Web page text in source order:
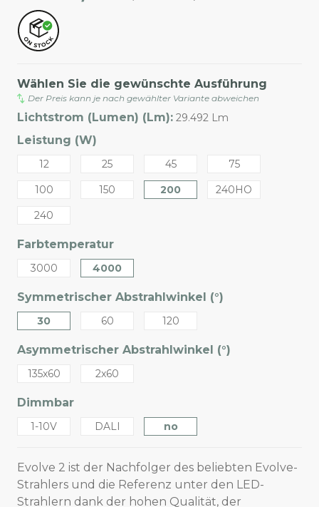
Wählen Sie die gewünschte Ausführung
Der Preis kann je nach gewählter Variante abweichen
Lichtstrom (Lumen) (Lm): 29.492 Lm
Leistung (W)
12 25 45
75
100
150 200
240HO
240
Farbtemperatur
3000 4000
Symmetrischer Abstrahlwinkel (°)
30 60 120
Asymmetrischer Abstrahlwinkel (°)
135x60 2x60
Dimmbar
1-10V DALI no
Evolve 2 ist der Nachfolger des beliebten Evolve-
Strahlers und die Referenz unter den LED-
Strahlern dank der hohen Qualität, der